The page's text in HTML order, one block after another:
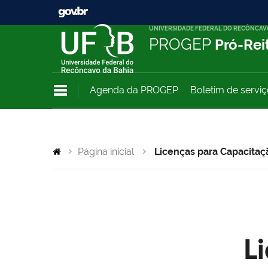
UNIVERSIDADE FEDERAL DO
PROGEP Pró-
Agenda da PROGEP Boletim de
Página inicial Licenças para